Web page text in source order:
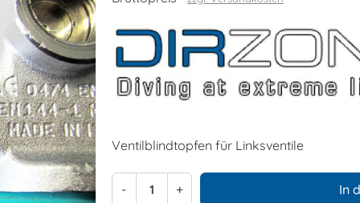
Ventilblindtopfen für Linksventile
- + In